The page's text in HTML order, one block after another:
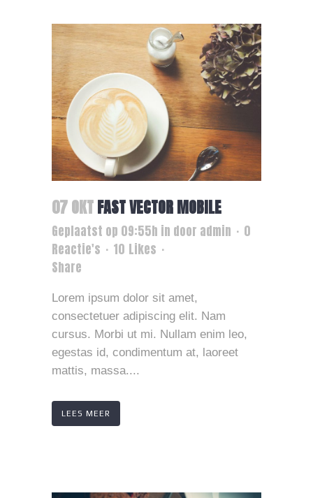
07 OKTFAST VECTOR MOBILE
Geplaatst op 09:55h in door admin
0
Reactie's
10 Likes
Share
Lorem ipsum dolor sit amet,
consectetuer adipiscing elit. Nam
cursus. Morbi ut mi. Nullam enim leo,
egestas id, condimentum at, laoreet
mattis, massa....
LEES MEER